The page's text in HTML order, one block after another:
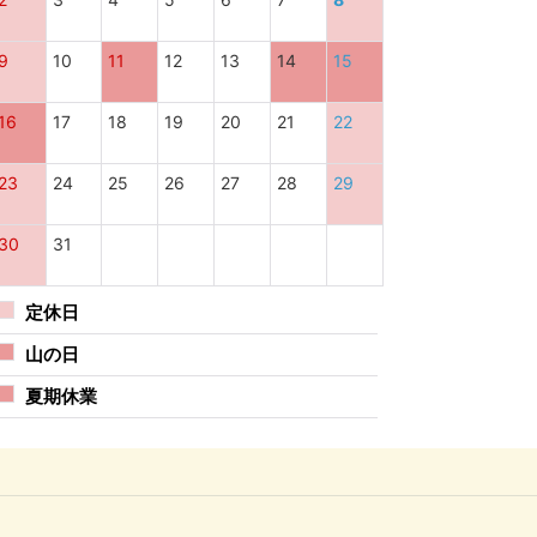
10 11 12 13 14 15
17 18 19 20 21 22
24 25 26 27 28 29
31
定休日
山の日
夏期休業